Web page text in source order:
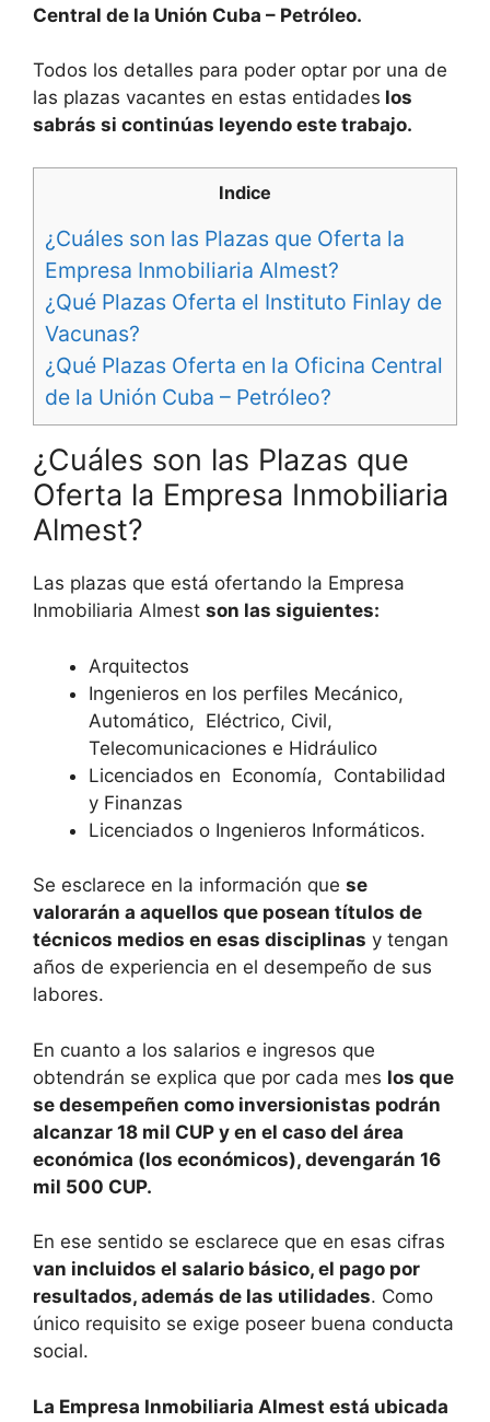
Central de la Unión Cuba – Petróleo.
Todos los detalles para poder optar por una de
las plazas vacantes en estas entidades los
sabrás si continúas leyendo este trabajo.
Indice
¿Cuáles son las Plazas que Oferta la
Empresa Inmobiliaria Almest?
¿Qué Plazas Oferta el Instituto Finlay de
Vacunas?
¿Qué Plazas Oferta en la Oficina Central
de la Unión Cuba – Petróleo?
¿Cuáles son las Plazas que
Oferta la Empresa Inmobiliaria
Almest?
Las plazas que está ofertando la Empresa
Inmobiliaria Almest son las siguientes:
Arquitectos
Ingenieros en los perfiles Mecánico,
Automático, Eléctrico, Civil,
Telecomunicaciones e Hidráulico
Licenciados en Economía, Contabilidad
y Finanzas
Licenciados o Ingenieros Informáticos.
Se esclarece en la información que se
valorarán a aquellos que posean títulos de
técnicos medios en esas disciplinas y tengan
años de experiencia en el desempeño de sus
labores.
En cuanto a los salarios e ingresos que
obtendrán se explica que por cada mes los que
se desempeñen como inversionistas podrán
alcanzar 18 mil CUP y en el caso del área
económica (los económicos), devengarán 16
mil 500 CUP.
En ese sentido se esclarece que en esas cifras
van incluidos el salario básico, el pago por
resultados, además de las utilidades. Como
único requisito se exige poseer buena conducta
social.
La Empresa Inmobiliaria Almest está ubicada